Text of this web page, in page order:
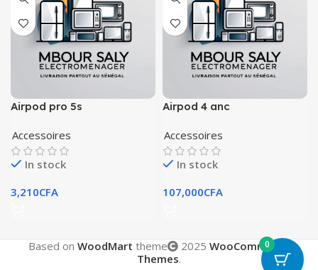
Airpod pro 5s
Accessoires
In stock
3,210CFA
Airpod 4 anc
Accessoires
In stock
107,000CFA
Based on WoodMart theme 2025 WooCommerce
Themes.
0